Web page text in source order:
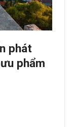
phát
u phẩm